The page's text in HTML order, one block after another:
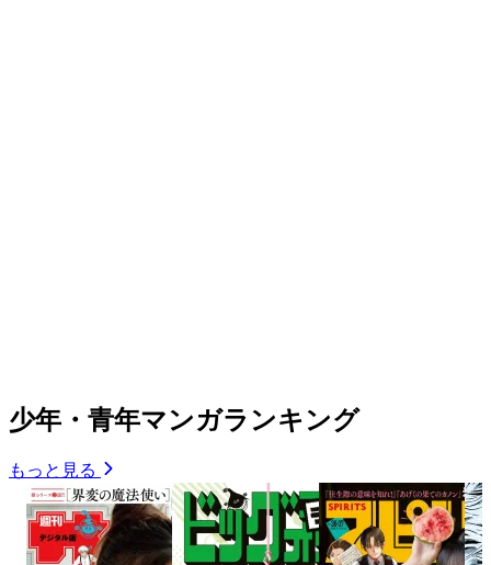
少年・青年マンガランキング
もっと見る